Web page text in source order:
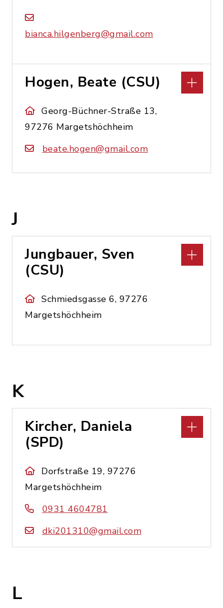
bianca.hilgenberg@gmail.com
Hogen, Beate (CSU)
Georg-Büchner-Straße 13,
97276 Margetshöchheim
beate.hogen@gmail.com
J
Jungbauer, Sven
(CSU)
Schmiedsgasse 6, 97276
Margetshöchheim
K
Kircher, Daniela
(SPD)
Dorfstraße 19, 97276
Margetshöchheim
0931 4604781
dki201310@gmail.com
L